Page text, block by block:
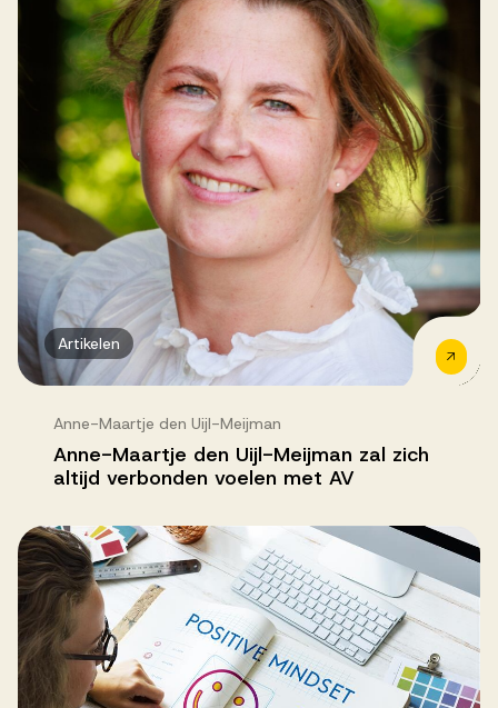
Artikelen
Anne-Maartje den Uijl-Meijman
Anne-Maartje den Uijl-Meijman zal zich
altijd verbonden voelen met AV